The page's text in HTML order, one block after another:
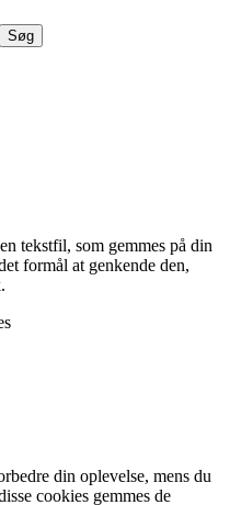
Søg
tekstfil, som gemmes på din
formål at genkende den,
din oplevelse, mens du
cookies gemmes de